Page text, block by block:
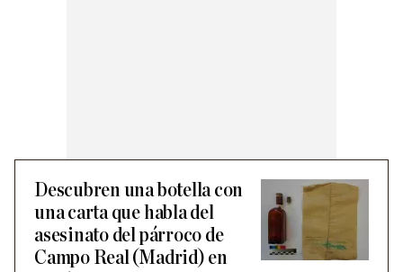
Descubren una botella con
una carta que habla del
asesinato del párroco de
Campo Real (Madrid) en